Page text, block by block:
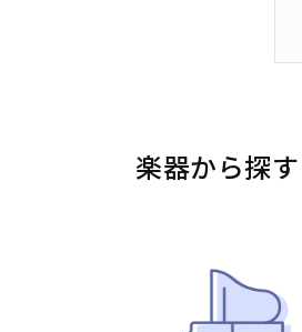
楽器から探す